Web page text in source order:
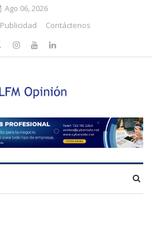
Ago 06, 2026
Publicidad Contáctenos